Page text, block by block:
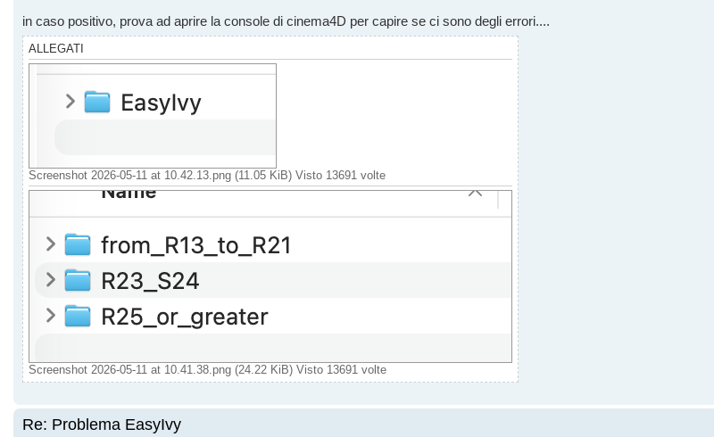
in caso positivo, prova ad aprire la console di cinema4D per capire se ci sono degli errori....
ALLEGATI
Screenshot 2026-05-11 at 10.42.13.png (11.05 KiB) Visto 13691 volte
Screenshot 2026-05-11 at 10.41.38.png (24.22 KiB) Visto 13691 volte
Re: Problema EasyIvy